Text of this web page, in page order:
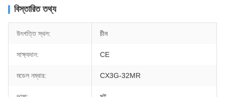
বিস্তারিত তথ্য
উৎপত্তি স্থল: চীন
সাক্ষ্যদান: CE
মডেল নম্বার: CX3G-32MR